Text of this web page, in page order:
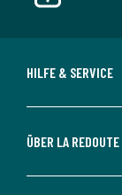
HILFE & SERVICE
ÜBER LA REDOUTE